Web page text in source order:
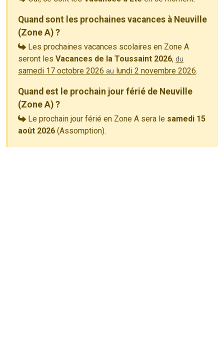
Quand sont les prochaines vacances à Neuville
(Zone A) ?
Les prochaines vacances scolaires en Zone A
seront les Vacances de la Toussaint 2026, du
samedi 17 octobre 2026 au lundi 2 novembre 2026.
Quand est le prochain jour férié de Neuville
(Zone A) ?
Le prochain jour férié en Zone A sera le samedi 15
août 2026 (Assomption).